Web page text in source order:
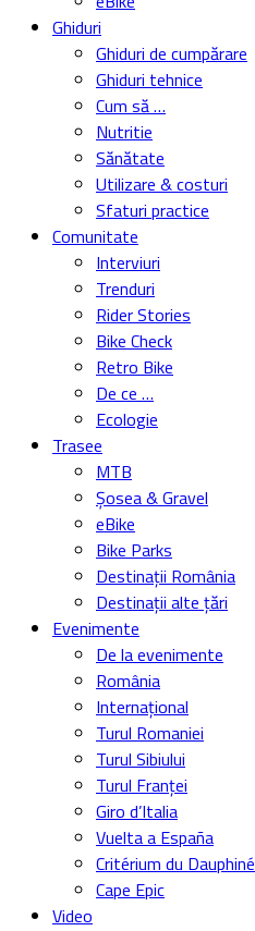
Ghiduri
Ghiduri de cumpărare
Ghiduri tehnice
Cum să …
Nutritie
Sănătate
Utilizare & costuri
Sfaturi practice
Comunitate
Interviuri
Trenduri
Rider Stories
Bike Check
Retro Bike
De ce …
Ecologie
Trasee
MTB
Șosea & Gravel
eBike
Bike Parks
Destinații România
Destinații alte țări
Evenimente
De la evenimente
România
Internațional
Turul Romaniei
Turul Sibiului
Turul Franței
Giro d’Italia
Vuelta a España
Critérium du Dauphiné
Cape Epic
Video